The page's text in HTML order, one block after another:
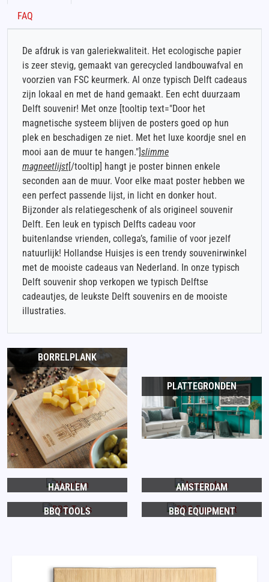
FAQ
De afdruk is van galeriekwaliteit. Het ecologische papier
is zeer stevig, gemaakt van gerecycled landbouwafval en
voorzien van FSC keurmerk. Al onze typisch Delft cadeaus
zijn lokaal en met de hand gemaakt. Een echt duurzaam
Delft souvenir! Met onze [tooltip text="Door het
magnetische systeem blijven de posters goed op hun
plek en beschadigen ze niet. Met het luxe koordje snel en
mooi aan de muur te hangen."]slimme
magneetlijst[/tooltip] hangt je poster binnen enkele
seconden aan de muur. Voor elke maat poster hebben we
een perfect passende lijst, in licht en donker hout.
Bijzonder als relatiegeschenk of als origineel souvenir
Delft. Een leuk en typisch Delfts cadeau voor
buitenlandse vrienden, collega’s, familie of voor jezelf
natuurlijk! Hollandse Huisjes is een trendy souvenirwinkel
met de mooiste cadeaus van Nederland. In onze typisch
Delft souvenir shop verkopen we typisch Delftse
cadeautjes, de leukste Delft souvenirs en de mooiste
illustraties.
BORRELPLANK
PLATTEGRONDEN
HAARLEM AMSTERDAM
BBQ TOOLS BBQ EQUIPMENT